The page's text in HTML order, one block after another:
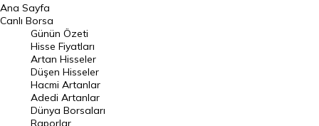
BIST 100 Hisseleri
En Çok Artan Hisseler
En Çok Düşen Hisseler
Hacmi Artanlar
Geçmiş Kapanışlar
Ana Sayfa
Canlı Borsa
Günün Özeti
Hisse Fiyatları
Artan Hisseler
Düşen Hisseler
Hacmi Artanlar
Adedi Artanlar
Dünya Borsaları
Raporlar